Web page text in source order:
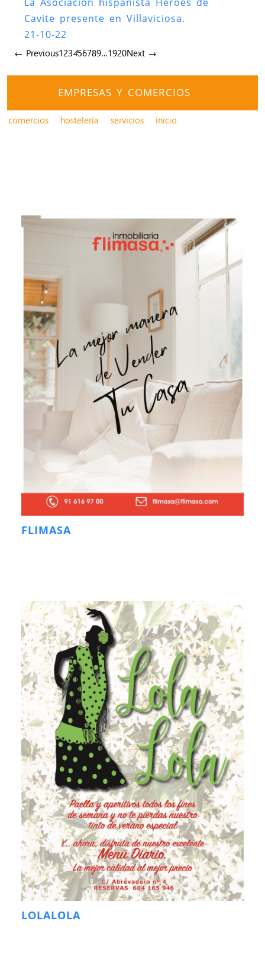
La Asociación hispanista Héroes de
Cavite presente en Villaviciosa.
21-10-22
← Previous123456789…1920Next →
EMPRESAS Y COMERCIOS
comercios hostelería servicios inicio
FLIMASA
LOLALOLA